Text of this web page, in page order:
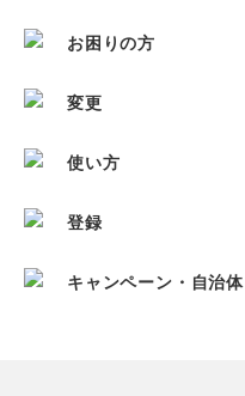
お困りの方
変更
使い方
登録
キャンペーン・自治体